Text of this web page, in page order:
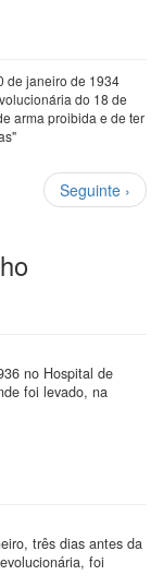
de janeiro de 1934
do 18 de
arma proibida e de ter
Próxima
página
Seguinte ›
no Hospital de
foi levado, na
três dias antes da
foi